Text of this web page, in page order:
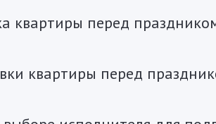
квартиры перед
квартиры перед